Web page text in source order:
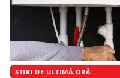
ȘTIRI DE ULTIMĂ ORĂ